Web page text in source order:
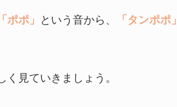
ポポ」 という音から、 「タンポポ」
見ていきましょう。